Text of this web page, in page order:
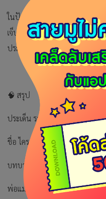
ในปัจจุบัน ไครอนได้รับการยก
เจ็บ” (wounded healer) — บุ
ประสบการณ์ของตนในการเยีย
🧠 สรุป
ประเด็น รายละเอียด
ชื่อ ไครอน (Chiron)
บทบาท เซนทอร์ที่ฉลาดที่สุด นัก
พ่อแม่ คอโรนุส และ ฟิลีกิรา